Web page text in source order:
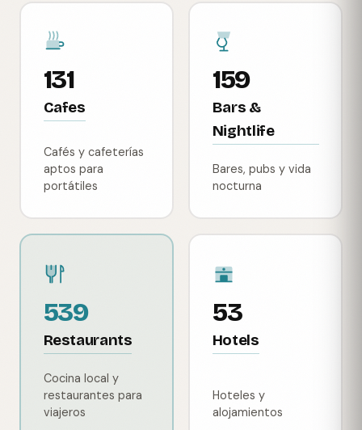
131
Cafes
Cafés y cafeterías
aptos para
portátiles
159
Bars &
Nightlife
Bares, pubs y vida
nocturna
539
Restaurants
Cocina local y
restaurantes para
viajeros
53
Hotels
Hoteles y
alojamientos